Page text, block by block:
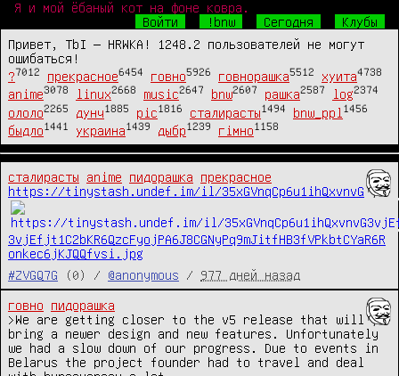
Я и мой ёбаный кот на фоне ковра.
Войти
!bnw Сегодня
Клубы
Привет, TbI — HRWKA! 1248.2 пользователей не могут
ошибаться!
?7012 прекрасное6454 говно5926 говнорашка5512 хуита4738
anime3078 linux2668 music2647 bnw2607 рашка2587 log2374
ололо2265 дунч1885 pic1816 сталирасты1494 bnw_ppl 1456
быдло1441 украина1439 дыбр1239 гімно1158
сталирасты anime пидорашка
прекрасное
https://tinystash.undef.im/il/35xGVnqCp6u1ihQxvnvG
3vjEfjt1C2bKR6QzcFyojPA6J8CGNyPq9mJitfHB3fVPkbtCYaR6R
onkec6jKJQQfvsi.jpg
#ZVGQ7G
(0) / @anonymous / 977 дней назад
говно
пидорашка
>We are getting closer to the v5 release that will
bring a newer design and new features. Unfortunately
we had a slow down of our progress. Due to events in
Belarus the project founder had to travel and deal